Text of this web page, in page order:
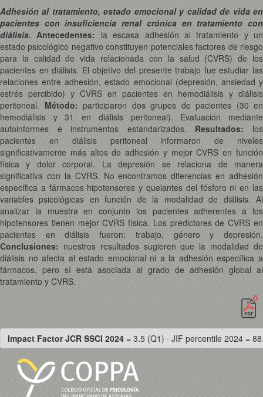
Adhesión al tratamiento, estado emocional y calidad de vida en
pacientes con insuficiencia renal crónica en tratamiento con
diálisis. Antecedentes: la escasa adhesión al tratamiento y un
estado psicológico negativo constituyen potenciales factores de riesgo
para la calidad de vida relacionada con la salud (CVRS) de los
pacientes en diálisis. El objetivo del presente trabajo fue estudiar las
relaciones entre adhesión, estado emocional (depresión, ansiedad y
estrés percibido) y CVRS en pacientes en hemodiálisis y diálisis
peritoneal. Método: participaron dos grupos de pacientes (30 en
hemodiálisis y 31 en diálisis peritoneal). Evaluación mediante
autoinformes e instrumentos estandarizados. Resultados: los
pacientes en diálisis peritoneal informaron de niveles
significativamente más altos de adhesión y mejor CVRS en función
física y dolor corporal. La depresión se relaciona de manera
significativa con la CVRS. No encontramos diferencias en adhesión
específica a fármacos hipotensores y quelantes del fósforo ni en las
variables psicológicas en función de la modalidad de diálisis. Al
analizar la muestra en conjunto los pacientes adherentes a los
hipotensores tienen mejor CVRS física. Los predictores de CVRS en
pacientes en diálisis fueron: trabajo, género y depresión.
Conclusiones: nuestros resultados sugieren que la modalidad de
diálisis no afecta al estado emocional ni a la adhesión específica a
fármacos, pero sí está asociada al grado de adhesión global al
tratamiento y CVRS.
Impact Factor JCR SSCI 2024 = 3.5 (Q1) · JIF percentile 2024 =